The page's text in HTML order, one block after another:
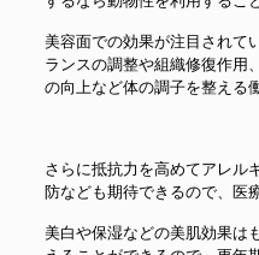
美容面での効果が注目されて
ランスの調整や組織修復作用
の向上など体の調子を整える
さらに抵抗力を高めてアレル
防なども期待できるので、医
美白や保湿などの美肌効果は